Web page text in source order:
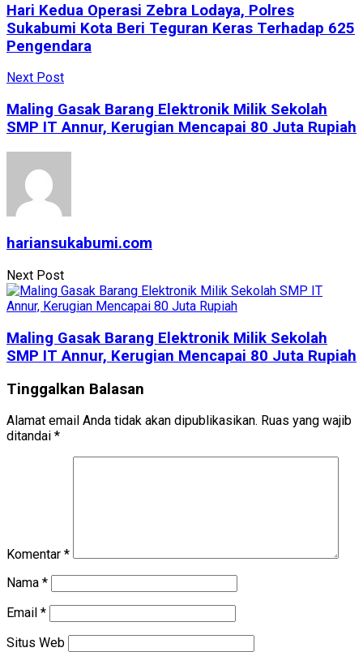
Hari Kedua Operasi Zebra Lodaya, Polres
Sukabumi Kota Beri Teguran Keras Terhadap 625
Pengendara
Next Post
Maling Gasak Barang Elektronik Milik Sekolah
SMP IT Annur, Kerugian Mencapai 80 Juta Rupiah
hariansukabumi.com
Next Post
Maling Gasak Barang Elektronik Milik Sekolah
SMP IT Annur, Kerugian Mencapai 80 Juta Rupiah
Tinggalkan Balasan
Alamat email Anda tidak akan dipublikasikan. Ruas yang wajib
ditandai *
Komentar *
Nama *
Email *
Situs Web